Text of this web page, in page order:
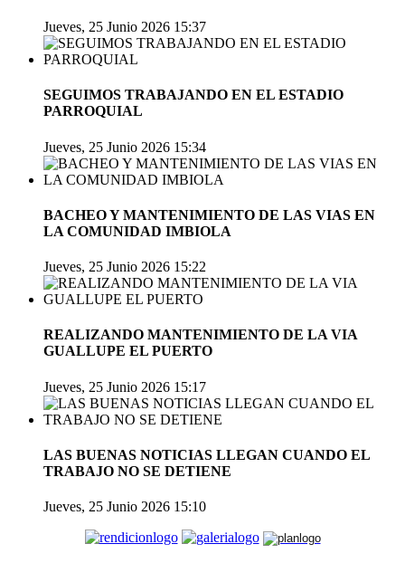
Jueves, 25 Junio 2026 15:37
SEGUIMOS TRABAJANDO EN EL ESTADIO
PARROQUIAL
Jueves, 25 Junio 2026 15:34
BACHEO Y MANTENIMIENTO DE LAS VIAS EN
LA COMUNIDAD IMBIOLA
Jueves, 25 Junio 2026 15:22
REALIZANDO MANTENIMIENTO DE LA VIA
GUALLUPE EL PUERTO
Jueves, 25 Junio 2026 15:17
LAS BUENAS NOTICIAS LLEGAN CUANDO EL
TRABAJO NO SE DETIENE
Jueves, 25 Junio 2026 15:10